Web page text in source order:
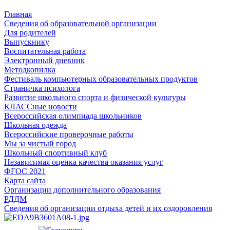
Главная
Сведения об образовательной организации
Для родителей
Выпускнику
Воспитательная работа
Электронный дневник
Методкопилка
Фестиваль компьютерных образовательных продуктов
Страничка психолога
Развитие школьного спорта и физической культуры
КЛАССные новости
Всероссийская олимпиада школьников
Школьная одежда
Всероссийские проверочные работы
Мы за чистый город
Школьный спортивный клуб
Независимая оценка качества оказания услуг
ФГОС 2021
Карта сайта
Организации дополнительного образования
РДДМ
Сведения об организации отдыха детей и их оздоровления